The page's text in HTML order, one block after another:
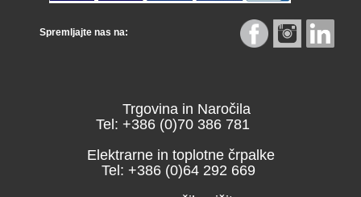
Spremljajte nas na:
Trgovina in Naročila
Tel: +386 (0)70 386 781
Elektrarne in toplotne črpalke
Tel: +386 (0)64 292 669